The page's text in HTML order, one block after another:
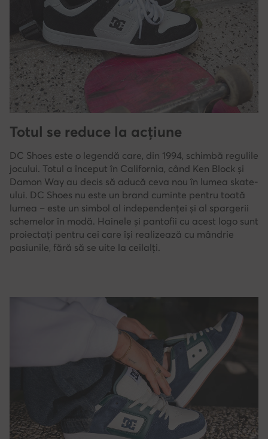
Totul se reduce la acțiune
DC Shoes este o legendă care, din 1994, schimbă regulile
jocului. Totul a început în California, când Ken Block și
Damon Way au decis să aducă ceva nou în lumea skate-
ului. DC Shoes nu este un brand cuminte pentru toată
lumea – este un simbol al independenței și al spargerii
schemelor în modă. Hainele și pantofii cu acest logo sunt
proiectați pentru cei care își realizează cu mândrie
pasiunile, fără să se uite la ceilalți.